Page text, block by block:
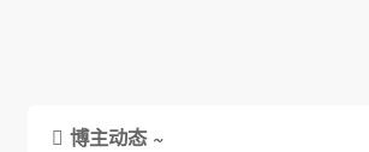
 博主动态 ~